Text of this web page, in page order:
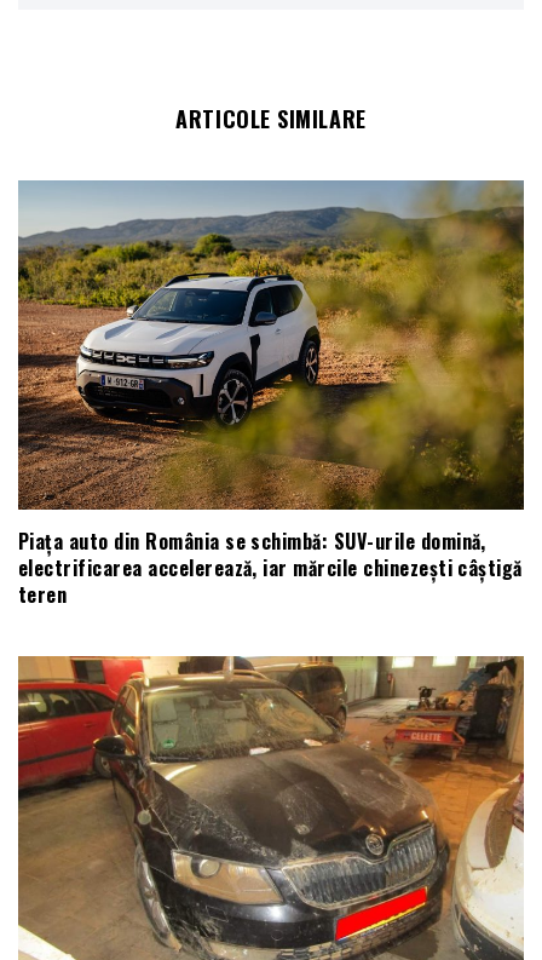
ARTICOLE SIMILARE
Piața auto din România se schimbă: SUV-urile domină,
electrificarea accelerează, iar mărcile chinezești câștigă
teren